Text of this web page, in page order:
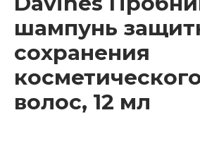
шампунь
сохранения
волос, 12 мл